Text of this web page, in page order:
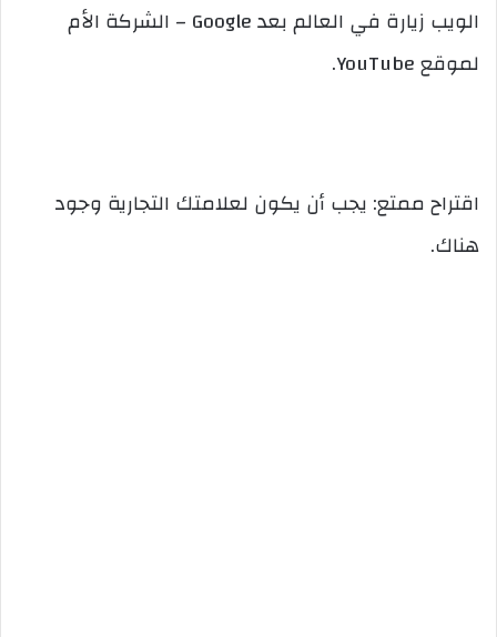
الويب زيارة في العالم بعد Google – الشركة الأم
لموقع YouTube.
اقتراح ممتع: يجب أن يكون لعلامتك التجارية وجود
هناك.